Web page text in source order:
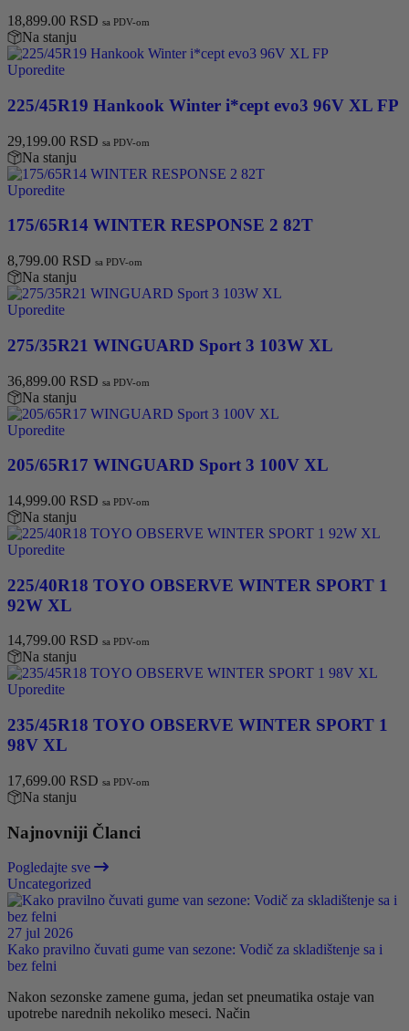
18,899.00 RSD sa PDV-om
Na stanju
Uporedite
225/45R19 Hankook Winter i*cept evo3 96V XL FP
29,199.00 RSD sa PDV-om
Na stanju
Uporedite
175/65R14 WINTER RESPONSE 2 82T
8,799.00 RSD sa PDV-om
Na stanju
Uporedite
275/35R21 WINGUARD Sport 3 103W XL
36,899.00 RSD sa PDV-om
Na stanju
Uporedite
205/65R17 WINGUARD Sport 3 100V XL
14,999.00 RSD sa PDV-om
Na stanju
Uporedite
225/40R18 TOYO OBSERVE WINTER SPORT 1
92W XL
14,799.00 RSD sa PDV-om
Na stanju
Uporedite
235/45R18 TOYO OBSERVE WINTER SPORT 1
98V XL
17,699.00 RSD sa PDV-om
Na stanju
Najnovniji Članci
Pogledajte sve
Uncategorized
27 jul 2026
Kako pravilno čuvati gume van sezone: Vodič za skladištenje sa i
bez felni
Nakon sezonske zamene guma, jedan set pneumatika ostaje van
upotrebe narednih nekoliko meseci. Način